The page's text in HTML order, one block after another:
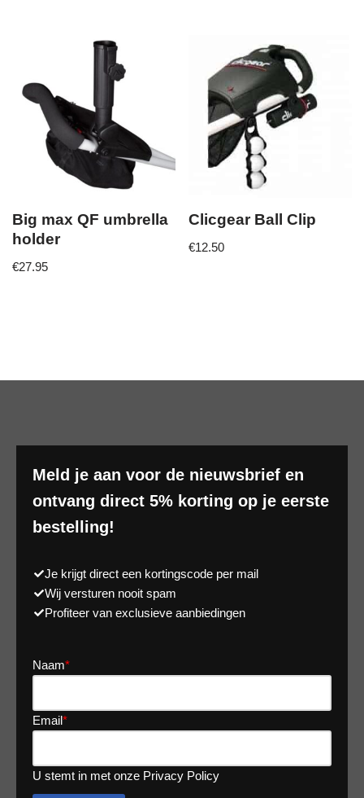
Big max QF umbrella
holder
€27.95
Clicgear Ball Clip
€12.50
Meld je aan voor de nieuwsbrief en
ontvang direct 5% korting op je eerste
bestelling!
Je krijgt direct een kortingscode per mail
Wij versturen nooit spam
Profiteer van exclusieve aanbiedingen
Naam*
Email*
U stemt in met onze Privacy Policy